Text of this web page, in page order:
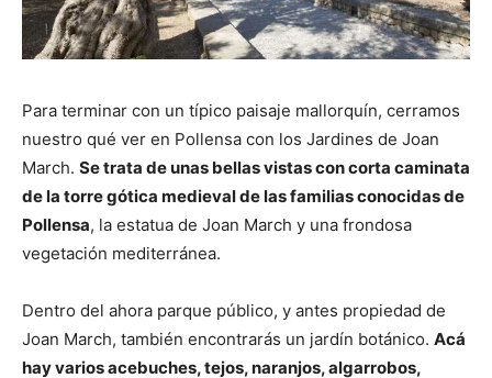
Para terminar con un típico paisaje mallorquín, cerramos
nuestro qué ver en Pollensa con los Jardines de Joan
March. Se trata de unas bellas vistas con corta caminata
de la torre gótica medieval de las familias conocidas de
Pollensa, la estatua de Joan March y una frondosa
vegetación mediterránea.
Dentro del ahora parque público, y antes propiedad de
Joan March, también encontrarás un jardín botánico. Acá
hay varios acebuches, tejos, naranjos, algarrobos,